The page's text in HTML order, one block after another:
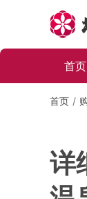
首页
首页
详